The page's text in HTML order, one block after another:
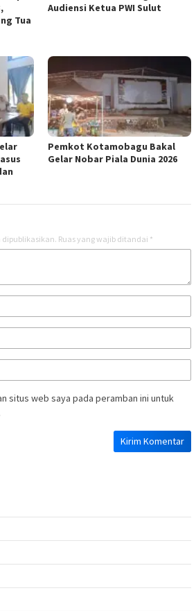
Tua
Audiensi Ketua PWI Sulut
Pemkot Kotamobagu Bakal
Gelar Nobar Piala Dunia 2026
Ruas yang wajib ditandai *
situs web saya pada peramban ini untuk